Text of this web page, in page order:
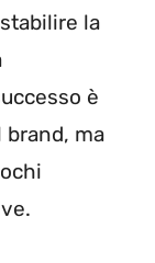
la
è
brand, ma